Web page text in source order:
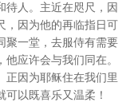
待人。主近在咫尺，因
，因为他的再临指日可
聚一堂，去服侍有需要
应许会与我们同在。
正因为耶稣住在我们里
以既喜乐又温柔！